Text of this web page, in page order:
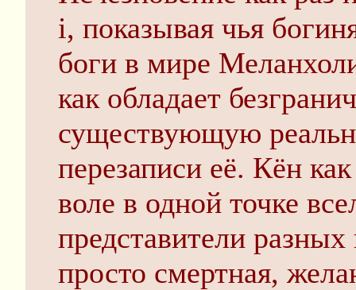
i, показывая чья
боги в мире
как обладает
существующую
перезаписи её. Кён
воле в одной точке
представители
просто смертная,